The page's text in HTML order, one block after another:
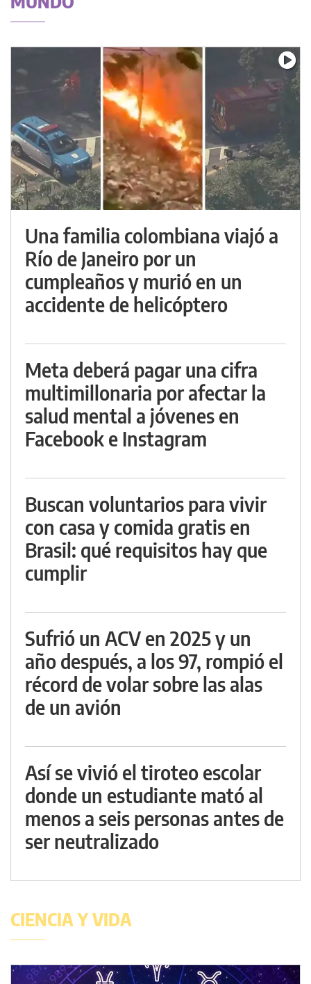
Una familia colombiana viajó a
Río de Janeiro por un
cumpleaños y murió en un
accidente de helicóptero
Meta deberá pagar una cifra
multimillonaria por afectar la
salud mental a jóvenes en
Facebook e Instagram
Buscan voluntarios para vivir
con casa y comida gratis en
Brasil: qué requisitos hay que
cumplir
Sufrió un ACV en 2025 y un
año después, a los 97, rompió el
récord de volar sobre las alas
de un avión
Así se vivió el tiroteo escolar
donde un estudiante mató al
menos a seis personas antes de
ser neutralizado
CIENCIA Y VIDA